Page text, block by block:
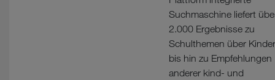
Suchmaschine liefert
2.000 Ergebnisse zu
Schulthemen über
bis hin zu Empfehlungen
anderer kind- und